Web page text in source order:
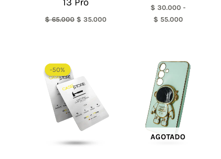
$65.000 $ 35.000
$ 30.000 -
$ 55.000
-50%
-50%
era:
$ 60.000.
AGOTADO